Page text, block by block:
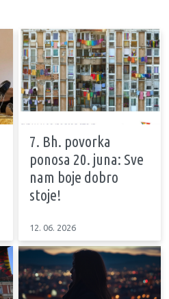
7. Bh. povorka
ponosa 20. juna: Sve
nam boje dobro
stoje!
12. 06. 2026